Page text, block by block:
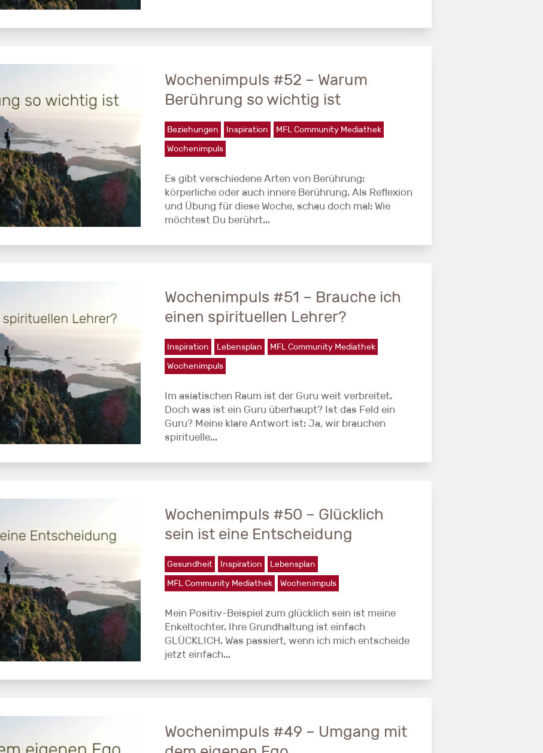
Wochenimpuls #52 – Warum
Berührung so wichtig ist
Beziehungen Inspiration
MFL Community Mediathek
Wochenimpuls
Es gibt verschiedene Arten von Berührung:
körperliche oder auch innere Berührung. Als Reflexion
und Übung für diese Woche, schau doch mal: Wie
möchtest Du berührt...
Wochenimpuls #51 – Brauche ich
einen spirituellen Lehrer?
Inspiration Lebensplan
MFL Community Mediathek
Wochenimpuls
Im asiatischen Raum ist der Guru weit verbreitet.
Doch was ist ein Guru überhaupt? Ist das Feld ein
Guru? Meine klare Antwort ist: Ja, wir brauchen
spirituelle...
Wochenimpuls #50 – Glücklich
sein ist eine Entscheidung
Gesundheit Inspiration
Lebensplan
MFL Community Mediathek
Wochenimpuls
Mein Positiv-Beispiel zum glücklich sein ist meine
Enkeltochter. Ihre Grundhaltung ist einfach
GLÜCKLICH. Was passiert, wenn ich mich entscheide
jetzt einfach...
Wochenimpuls #49 – Umgang mit